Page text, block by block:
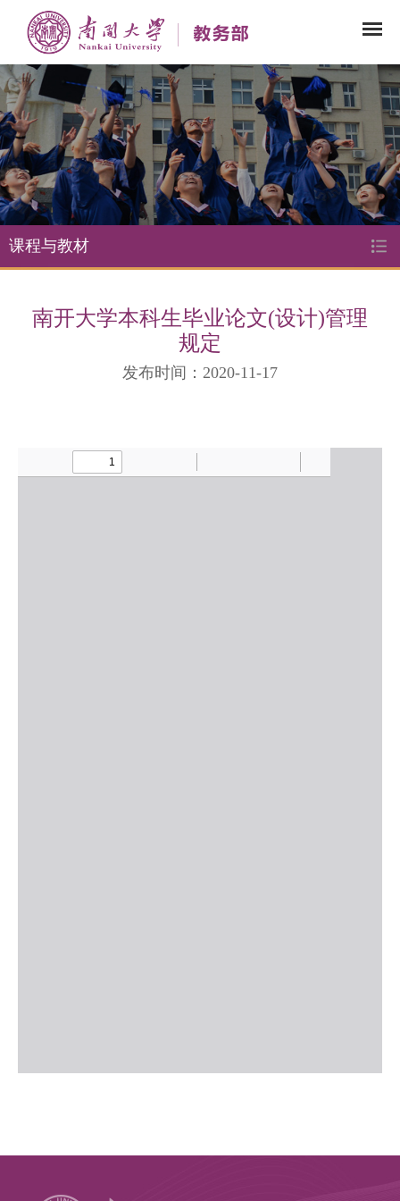
课程与教材
南开大学本科生毕业论文(设计)管理
规定
发布时间：2020-11-17